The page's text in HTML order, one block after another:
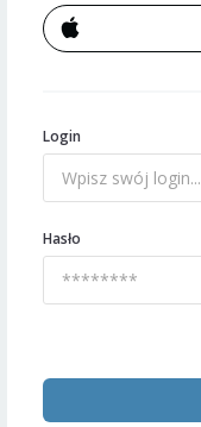
Login
Hasło